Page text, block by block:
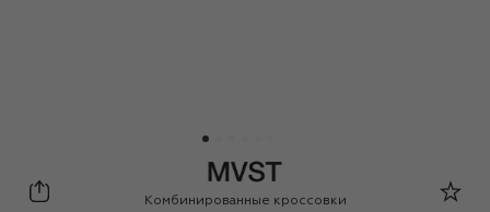
MVST
Комбинированные кроссовки